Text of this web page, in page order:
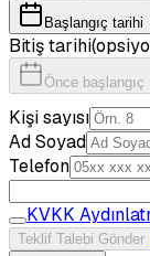
Başlangıç tarihi
Bitiş tarihi
Önce başlangıç
Kişi sayısı
Ad Soyad
Telefon
KVKK
Teklif Talebi Gönder